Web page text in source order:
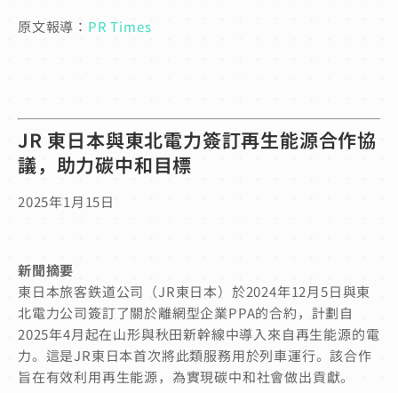
原文報導： PR Times
JR 東日本與東北電力簽訂再生能源合作協
議，助力碳中和目標
2025年1月15日
新聞摘要
東日本旅客鉄道公司（JR東日本）於2024年12月5日與東
北電力公司簽訂了關於離網型企業PPA的合約，計劃自
2025年4月起在山形與秋田新幹線中導入來自再生能源的電
力。這是JR東日本首次將此類服務用於列車運行。該合作
旨在有效利用再生能源，為實現碳中和社會做出貢獻。